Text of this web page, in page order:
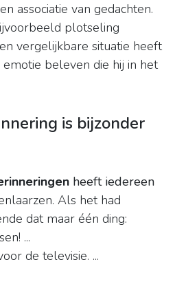
associatie van gedachten.
plotseling
vergelijkbare situatie heeft
beleven die hij in het
is bijzonder
heeft iedereen
Als het had
dat maar één ding:
...
de televisie. ...